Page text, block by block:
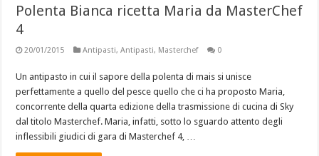
Polenta Bianca ricetta Maria da MasterChef
4
20/01/2015 Antipasti,Antipasti, Masterchef 0
Un antipasto in cui il sapore della polenta di mais si unisce
perfettamente a quello del pesce quello che ci ha proposto Maria,
concorrente della quarta edizione della trasmissione di cucina di Sky
dal titolo Masterchef. Maria, infatti, sotto lo sguardo attento degli
inflessibili giudici di gara di Masterchef 4, …